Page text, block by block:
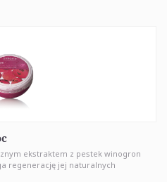
ekstraktem z pestek winogron
regenerację jej naturalnych